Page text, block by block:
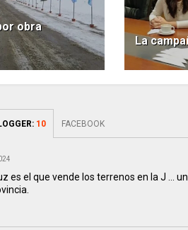
obra
La
: 10 FACEBOOK
es el que vende los terrenos en la J ...